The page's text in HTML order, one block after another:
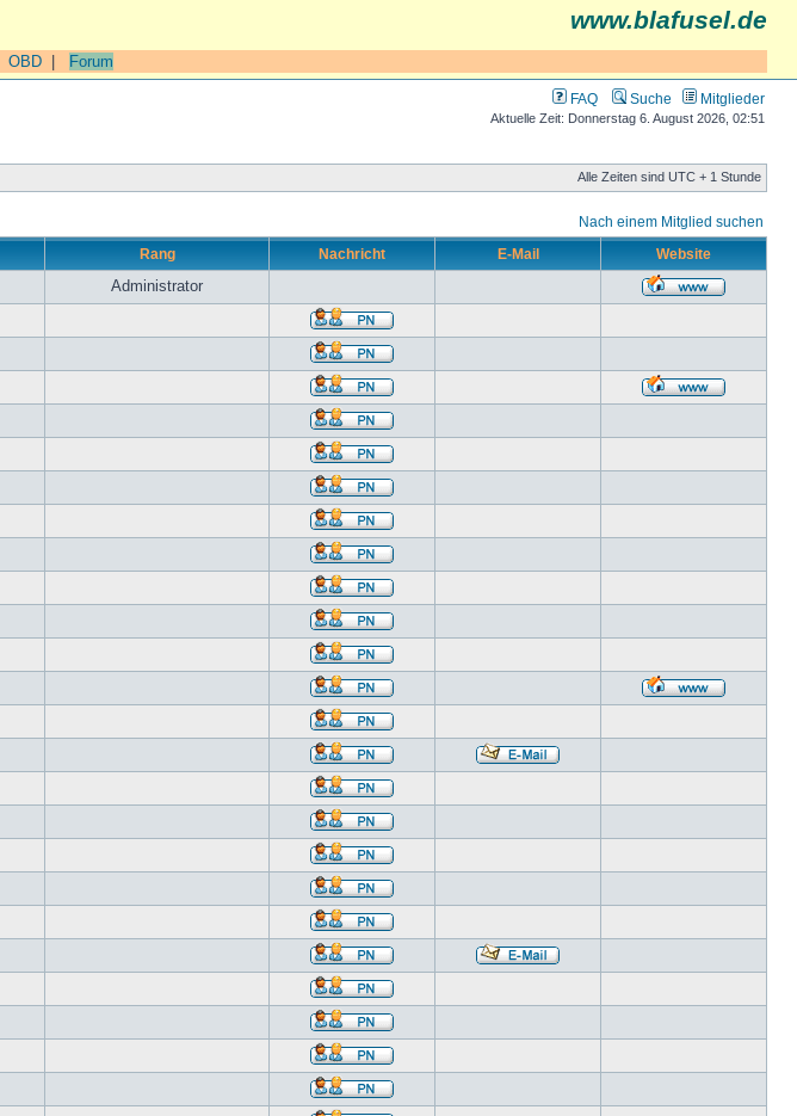
www.blafusel.de
OBD Forum
FAQ Suche Mitglieder
Aktuelle Zeit: Donnerstag 6. August 2026, 02:51
Alle Zeiten sind UTC + 1 Stunde
Nach einem Mitglied suchen
Rang Nachricht E-Mail Website
Administrator